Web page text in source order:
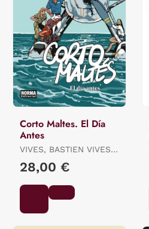
Corto Maltes. El Día
Antes
VIVES, BASTIEN VIVES /
28,00 €